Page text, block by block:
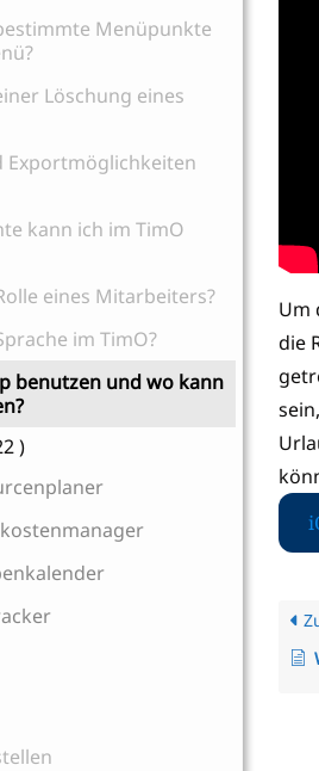
Menüpunkte
Löschung eines
Exportmöglichkeiten
kann ich im TimO
eines Mitarbeiters?
im TimO?
benutzen und wo kann
)
Um
die